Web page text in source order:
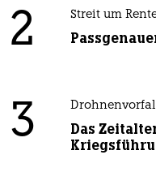
2 Streit um
3
Das